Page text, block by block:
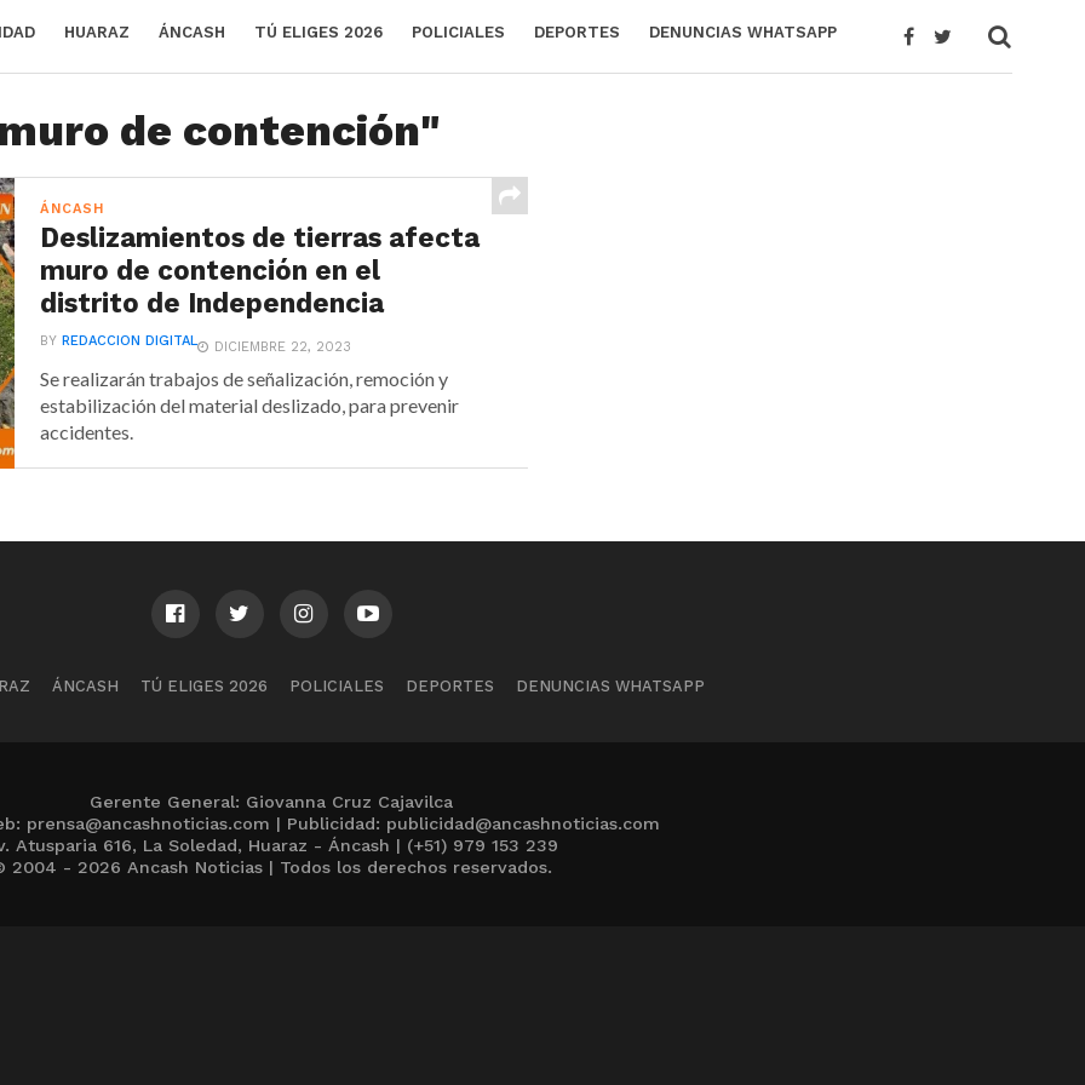
HUARAZ ÁNCASH TÚ ELIGES 2026 POLICIALES DEPORTES DENUNCIAS WHATSAPP
de contención"
ÁNCASH
Deslizamientos de tierras afecta
muro de contención en el
distrito de Independencia
BYREDACCION DIGITAL DICIEMBRE 22, 2023
Se realizarán trabajos de señalización, remoción y
estabilización del material deslizado, para prevenir
accidentes.
ÁNCASH TÚ ELIGES 2026 POLICIALES DEPORTES DENUNCIAS WHATSAPP
Gerente General: Giovanna Cruz Cajavilca
prensa@ancashnoticias.com | Publicidad: publicidad@ancashnoticias.com
Atusparia 616, La Soledad, Huaraz - Áncash | (+51) 979 153 239
2004 - 2026 Ancash Noticias | Todos los derechos reservados.